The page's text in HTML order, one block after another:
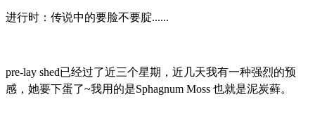
进行时：传说中的要脸不要腚......
pre-lay shed已经过了近三个星期，近几天我有一种强烈的预
感，她要下蛋了~我用的是Sphagnum Moss 也就是泥炭藓。